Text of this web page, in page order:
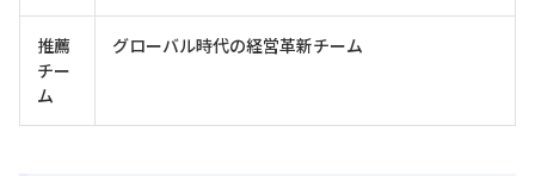
推薦
チー
ム
グローバル時代の経営革新チーム